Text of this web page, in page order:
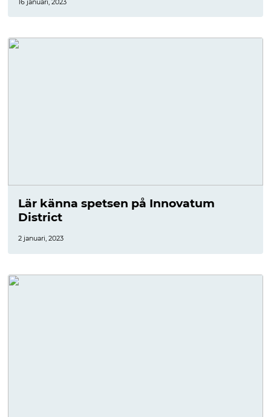
Lär känna spetsen på Innovatum
District
2 januari, 2023